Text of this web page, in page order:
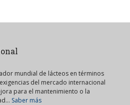
mundial de lácteos en términos
del mercado internacional
para el mantenimiento o la
Saber más